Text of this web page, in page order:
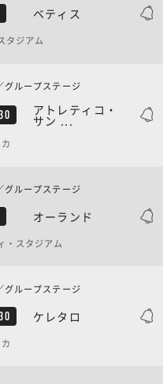
ベティス
タジアム
アトレティコ・
サン ...
ループステージ
オーランド
ループステージ
・スタジアム
ケレタロ
ループステージ